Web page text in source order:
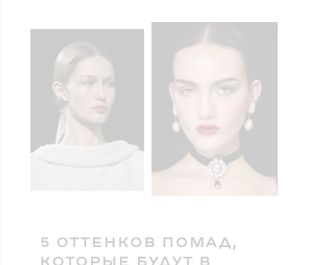
5 ОТТЕНКОВ ПОМАД,
КОТОРЫЕ БУДУТ В